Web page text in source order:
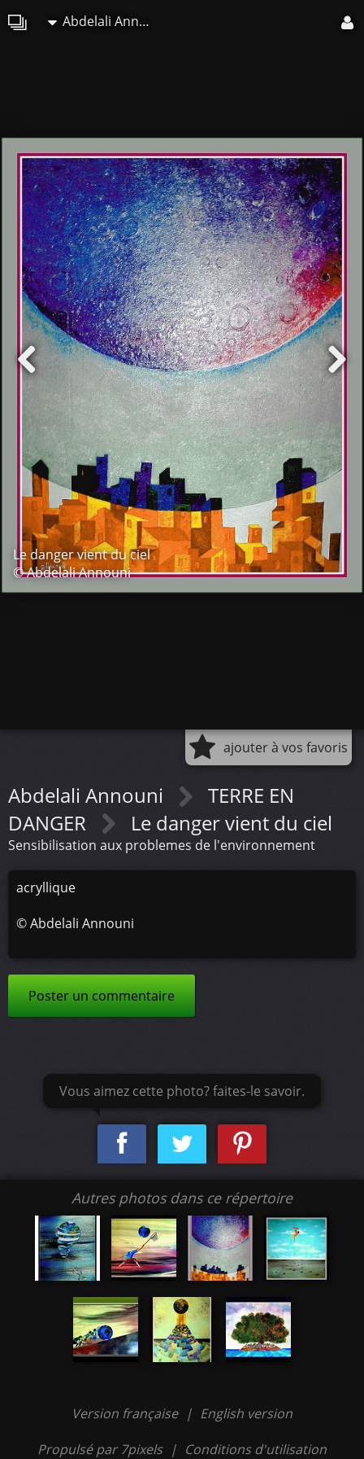
Abdelali Announi
Le danger vient du ciel
© Abdelali Announi
ajouter à vos favoris
Abdelali Announi
TERRE EN
DANGER
Le danger vient du ciel
Sensibilisation aux problemes de l'environnement
acryllique
©Abdelali Announi
Poster un commentaire
Vous aimez cette photo? faites-le savoir.
Autres photos dans ce répertoire
Version française | English version
Propulsé par 7pixels | Conditions d'utilisation